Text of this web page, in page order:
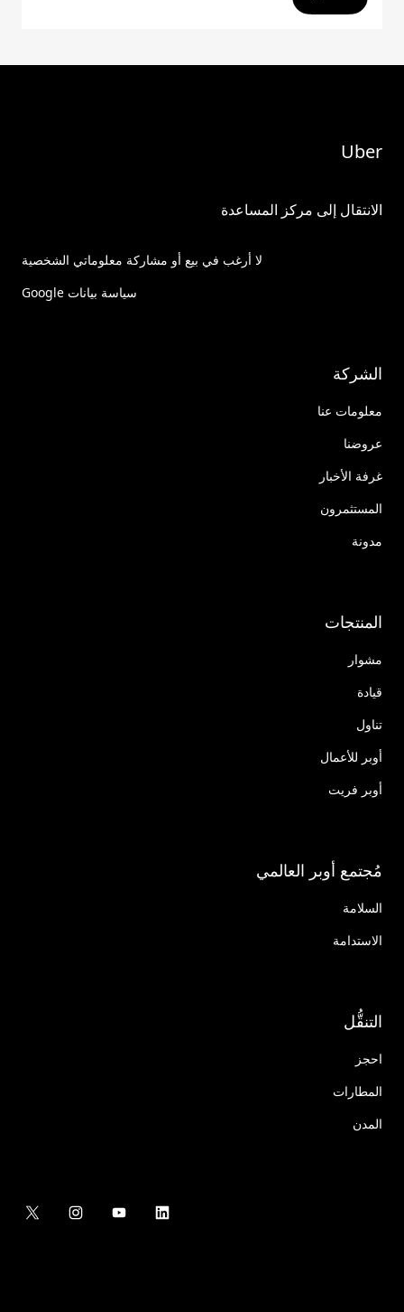
Uber
الانتقال إلى مركز المساعدة
لا أرغب في بيع أو مشاركة معلوماتي الشخصية
سياسة بيانات Google
الشركة
معلومات عنا
عروضنا
غرفة الأخبار
المستثمرون
مدونة
المنتجات
مشوار
قيادة
تناول
أوبر للأعمال
أوبر فريت
مُجتمع أوبر العالمي
السلامة
الاستدامة
التنقُّل
احجز
المطارات
المدن